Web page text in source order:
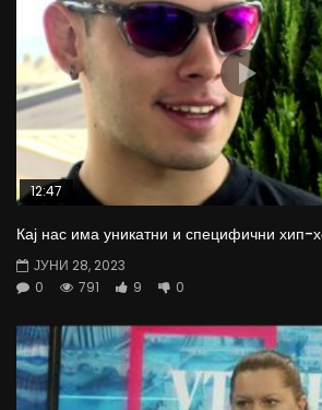
12:47
Кај нас има уникатни и специфични хип-
ЈУНИ 28, 2023
0
791 9 0